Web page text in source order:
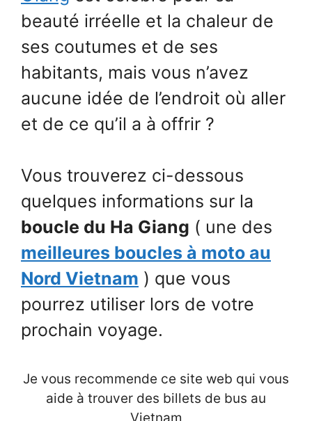
beauté irréelle et la chaleur de
ses coutumes et de ses
habitants, mais vous n’avez
aucune idée de l’endroit où aller
et de ce qu’il a à offrir ?
Vous trouverez ci-dessous
quelques informations sur la
boucle du Ha Giang ( une des
meilleures boucles à moto au
Nord Vietnam ) que vous
pourrez utiliser lors de votre
prochain voyage.
Je vous recommende ce site web qui vous
aide à trouver des billets de bus au
Vietnam